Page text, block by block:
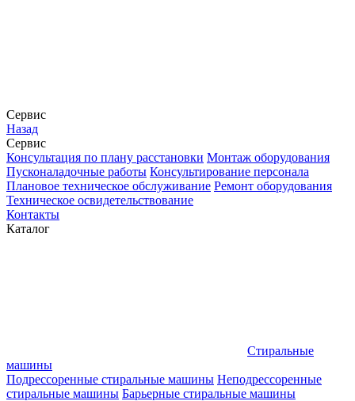
Сервис
Назад
Сервис
Конcультация по плану расстановки Монтаж оборудования
Пусконаладочные работы Консультирование персонала
Плановое техническое обслуживание Ремонт оборудования
Техническое освидетельствование
Контакты
Каталог
Стиральные
машины
Подрессоренные стиральные машины Неподрессоренные
стиральные машины Барьерные стиральные машины